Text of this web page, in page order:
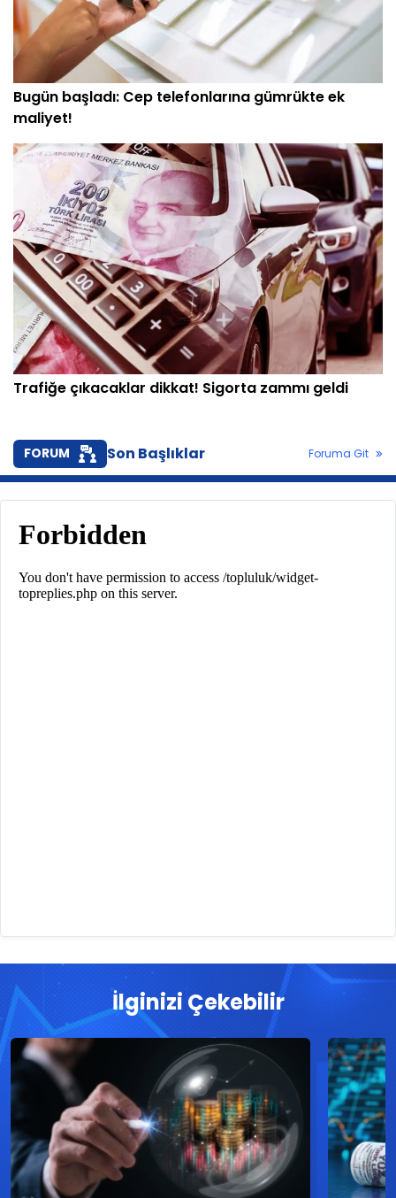
Bugün başladı: Cep telefonlarına gümrükte ek
maliyet!
Trafiğe çıkacaklar dikkat! Sigorta zammı geldi
FORUM Son Başlıklar Foruma Git
İlginizi Çekebilir